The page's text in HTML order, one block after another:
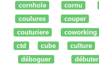
cornhole
cornu
coulures
couper
couturiere
coworking
ctd
cube culture
déboguer
débuter